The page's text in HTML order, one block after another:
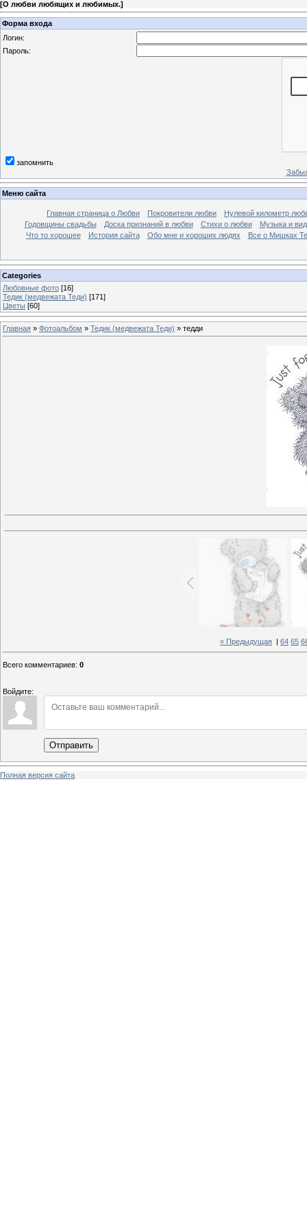
[О любви любящих и любимых.]
Форма входа
Логин:
Пароль:
запомнить
Меню сайта
Главная страница о Любви Покровители любви
Нулевой километр
Годовщины свадьбы
Доска признаний в любви Стихи о любви
Музыка и
Что то хорошее
История сайта Обо мне и хороших людях Все о Мишках
Categories
Любовные фото [16]
Тедик (медвежата Теди) [171]
Цветы [60]
Главная » Фотоальбом » Тедик (медвежата Теди) » тедди
« Предыдущая 64 65
Всего комментариев: 0
Войдите:
Отправить
Полная версия сайта